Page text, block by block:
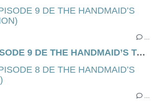
SAISON 6 - ÉPISODE 9 DE THE HANDMAID’S TALE (EXECUTION)
…